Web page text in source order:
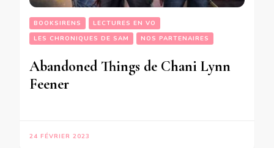
BOOKSIRENS
LECTURES EN VO
LES CHRONIQUES DE SAM
NOS PARTENAIRES
Abandoned Things de Chani Lynn
Feener
24 FÉVRIER 2023